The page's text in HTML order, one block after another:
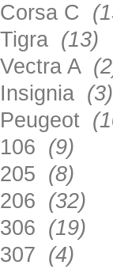
Corsa C
Tigra (13)
Vectra A
Insignia (3)
Peugeot
106 (9)
205 (8)
206 (32)
306 (19)
307 (4)